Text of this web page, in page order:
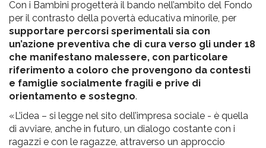
Con i Bambini progetterà il bando nell’ambito del Fondo
per il contrasto della povertà educativa minorile, per
supportare percorsi sperimentali sia con
un’azione preventiva che di cura verso gli under 18
che manifestano malessere, con particolare
riferimento a coloro che provengono da contesti
e famiglie socialmente fragili e prive di
orientamento e sostegno.
«L’idea – si legge nel sito dell’impresa sociale - è quella
di avviare, anche in futuro, un dialogo costante con i
ragazzi e con le ragazze, attraverso un approccio